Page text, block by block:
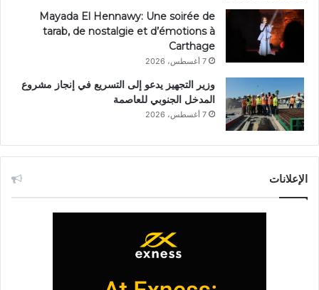
Mayada El Hennawy: Une soirée de
tarab, de nostalgie et d’émotions à
Carthage
7 أغسطس، 2026
وزير التجهيز يدعو إلى التسريع في إنجاز مشروع
المدخل الجنوبي للعاصمة
7 أغسطس، 2026
الإعلانات